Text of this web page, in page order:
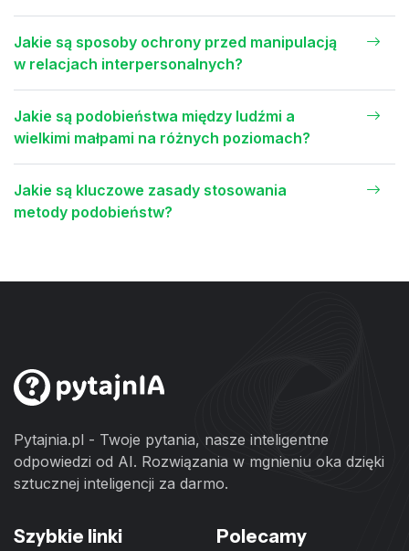
Jakie są sposoby ochrony przed manipulacją
w relacjach interpersonalnych?
Jakie są podobieństwa między ludźmi a
wielkimi małpami na różnych poziomach?
Jakie są kluczowe zasady stosowania
metody podobieństw?
Pytajnia.pl - Twoje pytania, nasze inteligentne
odpowiedzi od AI. Rozwiązania w mgnieniu oka dzięki
sztucznej inteligencji za darmo.
Szybkie linki Polecamy